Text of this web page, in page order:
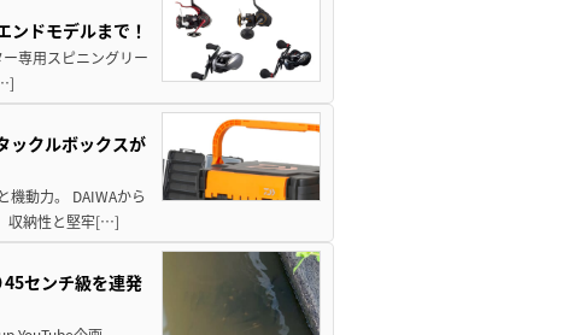
ンドモデルまで！
専用スピニングリー
ックルボックスが
機動力。 DAIWAから
収納性と堅牢[…]
センチ級を連発